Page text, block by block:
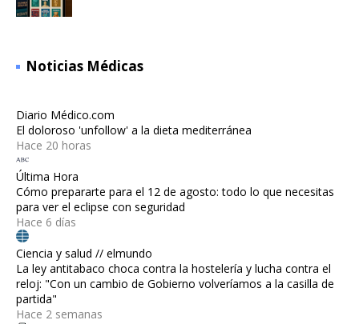
Noticias Médicas
Diario Médico.com
El doloroso 'unfollow' a la dieta mediterránea
Hace 20 horas
Última Hora
Cómo prepararte para el 12 de agosto: todo lo que necesitas
para ver el eclipse con seguridad
Hace 6 días
Ciencia y salud // elmundo
La ley antitabaco choca contra la hostelería y lucha contra el
reloj: "Con un cambio de Gobierno volveríamos a la casilla de
partida"
Hace 2 semanas